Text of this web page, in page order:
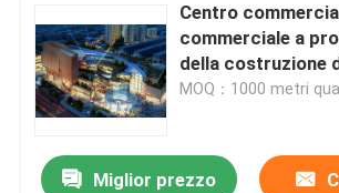
Centro
commerciale a
della costruzione
d'acciaio della
MOQ：1000 metri
Miglior prezzo